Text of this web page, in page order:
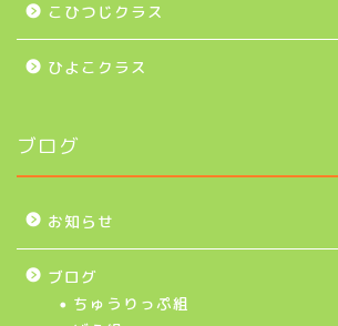
こひつじクラス
ひよこクラス
ブログ
お知らせ
ブログ
ちゅうりっぷ組